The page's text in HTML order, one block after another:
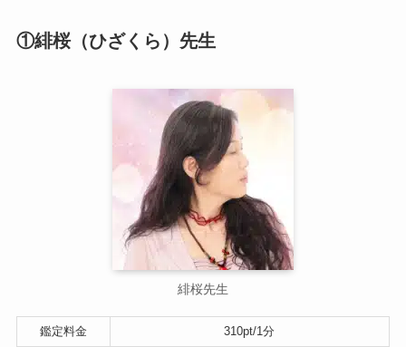
①緋桜（ひざくら）先生
緋桜先生
鑑定料金 310pt/1分